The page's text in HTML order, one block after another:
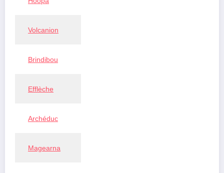
Volcanion
Brindibou
Efflèche
Archéduc
Magearna